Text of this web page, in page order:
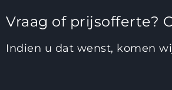
Vraag of prijsofferte?
Indien u dat wenst, komen